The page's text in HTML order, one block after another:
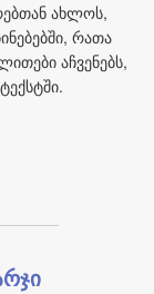
ახლოს,
რათა
აჩვენებს,